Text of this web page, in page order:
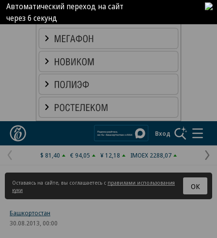
Автоматический переход на сайт
через5 секунд
Реклама в «Ъ» www.kommersant.ru/ad
Вход
Предыдущая
страница
$ 81,40 € 94,05 ¥ 12,18 IMOEX 2288,07
Оставаясь на сайте, вы соглашаетесь с правилами использования
куки
ОК
Башкортостан
30.08.2013, 00:00